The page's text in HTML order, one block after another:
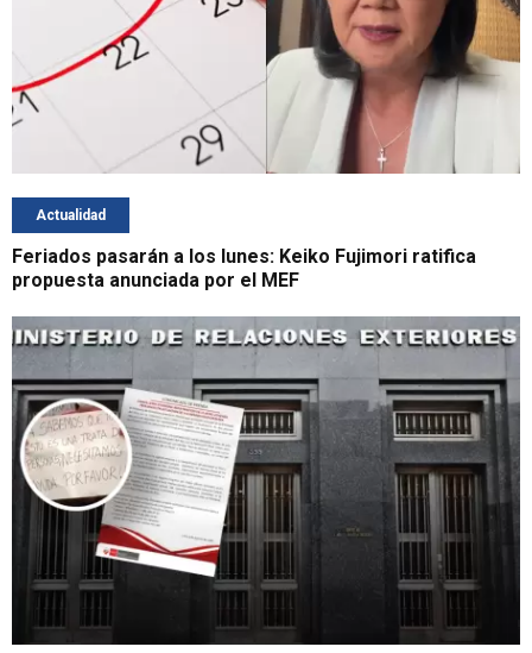
Actualidad
Feriados pasarán a los lunes: Keiko Fujimori ratifica
propuesta anunciada por el MEF